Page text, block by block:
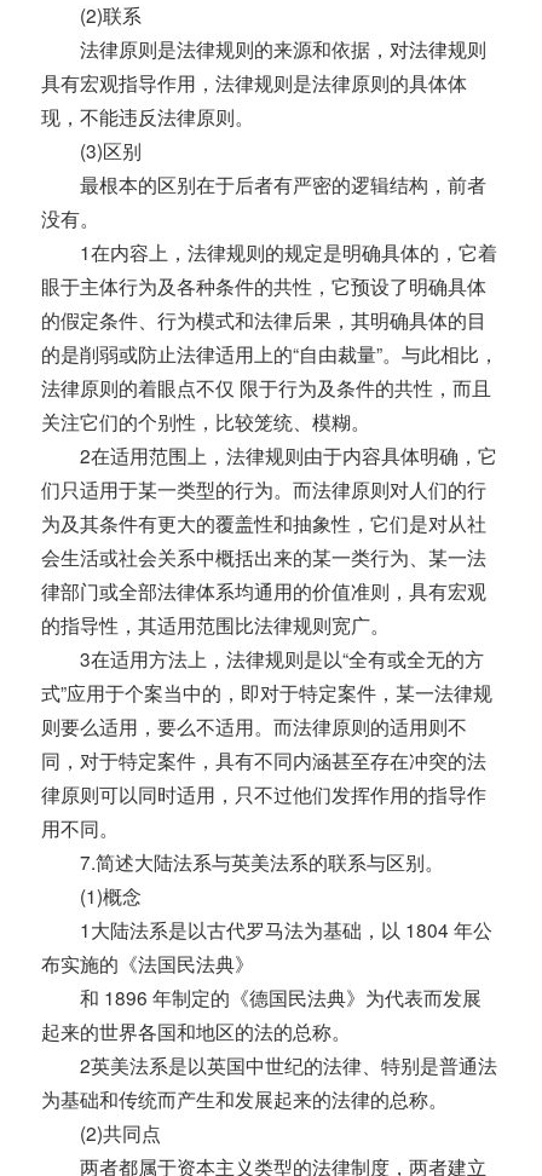
(2)联系
法律原则是法律规则的来源和依据，对法律规则
具有宏观指导作用，法律规则是法律原则的具体体
现，不能违反法律原则。
(3)区别
最根本的区别在于后者有严密的逻辑结构，前者
没有。
1在内容上，法律规则的规定是明确具体的，它着
眼于主体行为及各种条件的共性，它预设了明确具体
的假定条件、行为模式和法律后果，其明确具体的目
的是削弱或防止法律适用上的“自由裁量”。与此相比，
法律原则的着眼点不仅 限于行为及条件的共性，而且
关注它们的个别性，比较笼统、模糊。
2在适用范围上，法律规则由于内容具体明确，它
们只适用于某一类型的行为。而法律原则对人们的行
为及其条件有更大的覆盖性和抽象性，它们是对从社
会生活或社会关系中概括出来的某一类行为、某一法
律部门或全部法律体系均通用的价值准则，具有宏观
的指导性，其适用范围比法律规则宽广。
3在适用方法上，法律规则是以“全有或全无的方
式”应用于个案当中的，即对于特定案件，某一法律规
则要么适用，要么不适用。而法律原则的适用则不
同，对于特定案件，具有不同内涵甚至存在冲突的法
律原则可以同时适用，只不过他们发挥作用的指导作
用不同。
7.简述大陆法系与英美法系的联系与区别。
(1)概念
1大陆法系是以古代罗马法为基础，以 1804 年公
布实施的《法国民法典》
和 1896 年制定的《德国民法典》为代表而发展
起来的世界各国和地区的法的总称。
2英美法系是以英国中世纪的法律、特别是普通法
为基础和传统而产生和发展起来的法律的总称。
(2)共同点
两者都属于资本主义类型的法律制度，两者建立